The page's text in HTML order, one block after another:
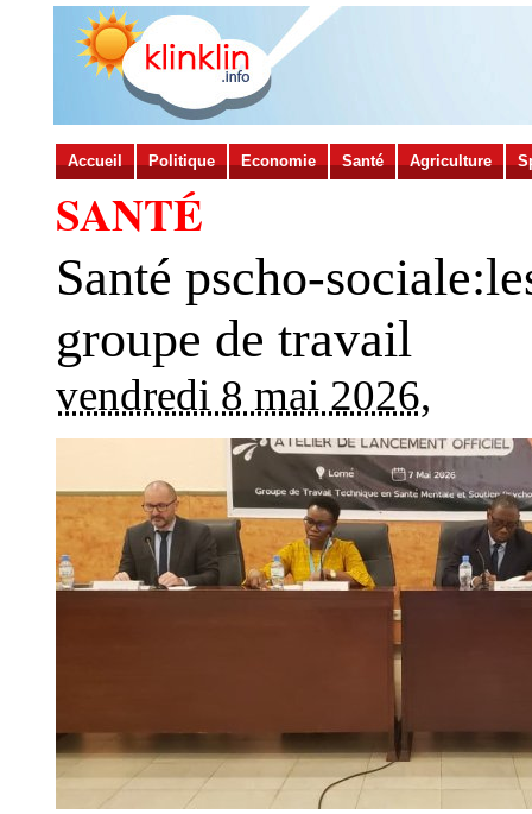
Accueil Politique Economie Santé Agriculture
SANTÉ
Santé pscho-
groupe de travail
vendredi 8 mai 2026,